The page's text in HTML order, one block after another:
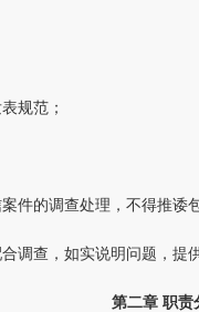
规范；
件的调查处理，不得推诿
调查，如实说明问题，提
第二章 职责